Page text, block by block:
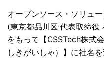
オープンソース・ソリュ
(東京都品川区:代表取締役
をもって【OSSTech株式
しきがいしゃ）】に社名